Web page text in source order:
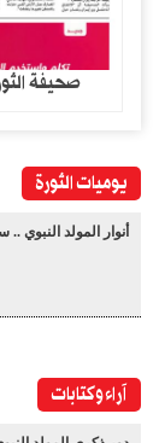
صحيفة الثورة السبت 25
يوميات الثورة
أنوار المولد النبوي
آراء وكتابات